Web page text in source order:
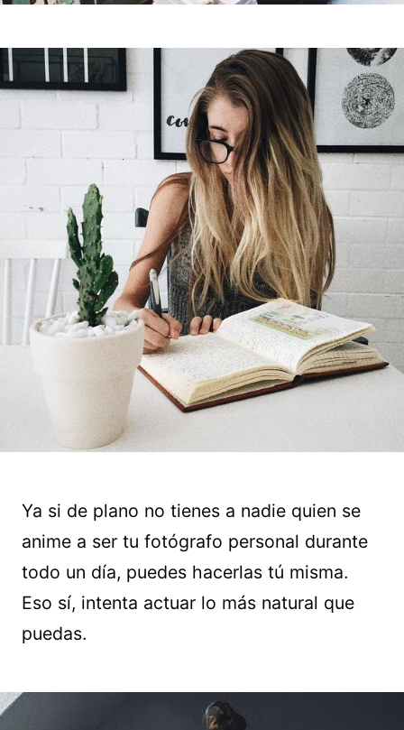
Ya si de plano no tienes a nadie quien se
anime a ser tu fotógrafo personal durante
todo un día, puedes hacerlas tú misma.
Eso sí, intenta actuar lo más natural que
puedas.